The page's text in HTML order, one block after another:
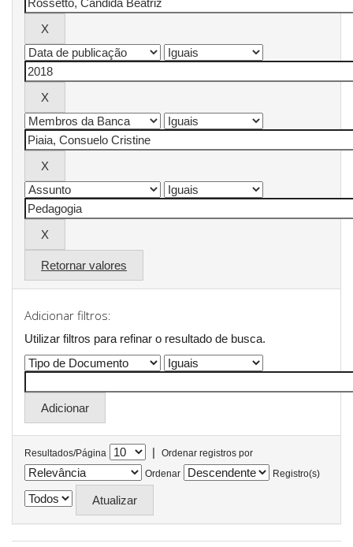
Retornar valores
Adicionar filtros:
Utilizar filtros para refinar o resultado de busca.
Resultados/Página |
Ordenar registros por
Ordenar
Registro(s)